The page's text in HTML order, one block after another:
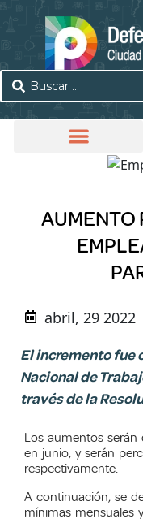
AUMENTO
abril, 29 2022
El incremento fue
Nacional de
través de la
Los aumentos serán
en junio, y serán
respectivamente.
A continuación, se
mínimas mensuales